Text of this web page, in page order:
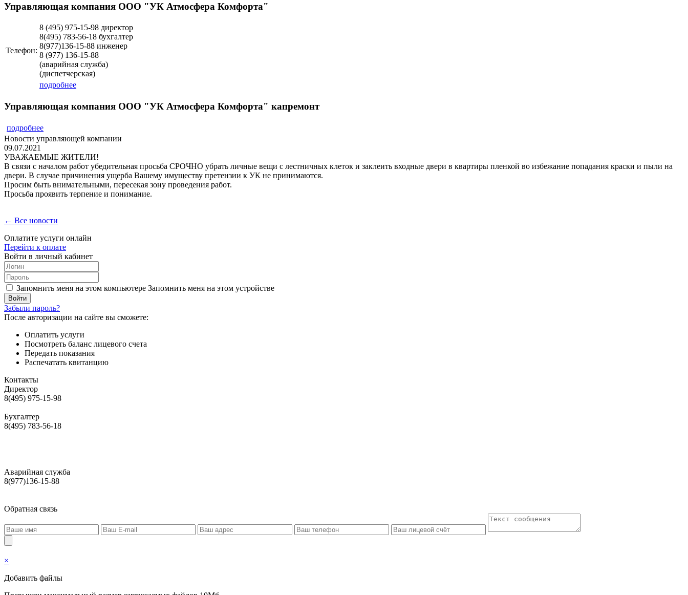
Управляющая компания ООО "УК Атмосфера Комфорта"
Телефон:
8 (495) 975-15-98 директор
8(495) 783-56-18 бухгалтер
8(977)136-15-88 инженер
8 (977) 136-15-88
(аварийная служба)
(диспетчерская)
подробнее
Управляющая компания ООО "УК Атмосфера Комфорта" капремонт
подробнее
Новости управляющей компании
09.07.2021
УВАЖАЕМЫЕ ЖИТЕЛИ!
В связи с началом работ убедительная просьба СРОЧНО убрать личные вещи с лестничных клеток и заклеить входные двери в квартиры пленкой во избежание попадания краски и пыли на
двери. В случае причинения ущерба Вашему имуществу претензии к УК не принимаются.
Просим быть внимательными, пересекая зону проведения работ.
Просьба проявить терпение и понимание.
← Все новости
Оплатите услуги онлайн
Перейти к оплате
Войти в личный кабинет
Запомнить меня на этом компьютере Запомнить меня на этом устройстве
Забыли пароль?
После авторизации на сайте вы сможете:
Оплатить услуги
Посмотреть баланс лицевого счета
Передать показания
Распечатать квитанцию
Контакты
Директор
8(495) 975-15-98
Бухгалтер
8(495) 783-56-18
Аварийная служба
8(977)136-15-88
Обратная связь
×
Добавить файлы